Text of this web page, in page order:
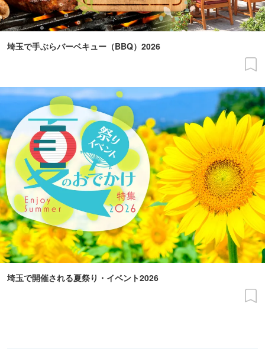
埼玉で手ぶらバーベキュー（BBQ）2026
埼玉で開催される夏祭り・イベント2026